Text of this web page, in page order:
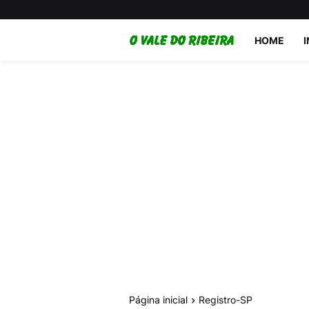
HOME
Página inicial Registro-SP